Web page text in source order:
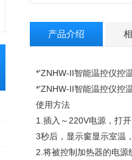
产品介绍
*'ZNHW-II智能温控仪控
*'ZNHW-II智能温控仪控
使用方法
1.插入～220V电源，打
3秒后，显示窗显示室温
2.将被控制加热器的电源